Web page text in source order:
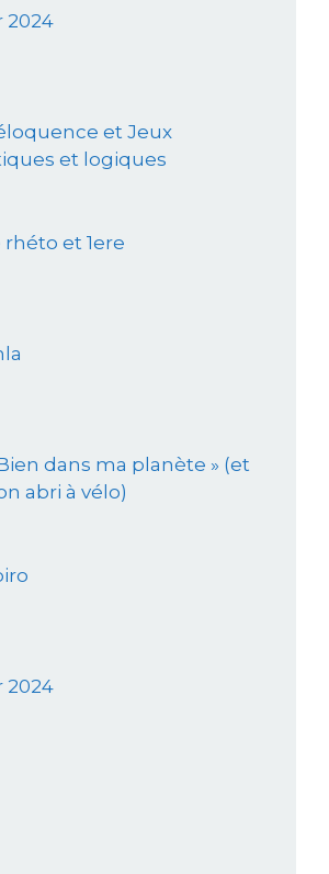
2024
et Jeux
et logiques
rhéto et 1ere
dans ma planète » (et
abri à vélo)
2024